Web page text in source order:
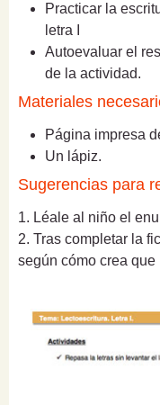
Practicar la
letra I
Autoevaluar el
de la actividad.
Materiales
Página impresa
Un lápiz.
Sugerencias para
1. Léale al niño el
2. Tras completar la
según cómo crea que